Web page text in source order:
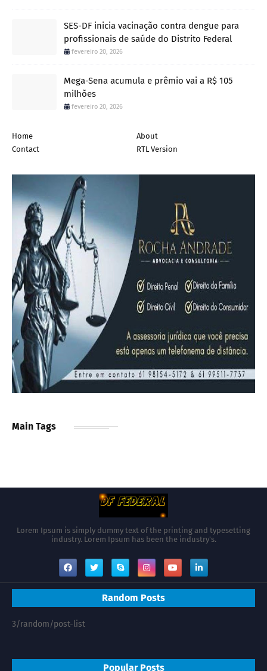
SES-DF inicia vacinação contra dengue para
profissionais de saúde do Distrito Federal
fevereiro 20, 2026
Mega-Sena acumula e prêmio vai a R$ 105
milhões
fevereiro 20, 2026
Home
About
Contact
RTL Version
Main Tags
Lorem Ipsum is simply dummy text of the printing and typesetting
industry. Lorem Ipsum has been the industry's.
Random Posts
3/random/post-list
Popular Posts